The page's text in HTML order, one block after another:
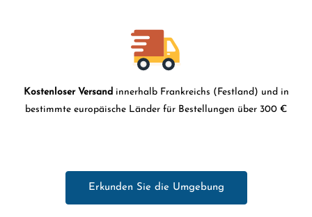
Kostenloser Versand innerhalb Frankreichs (Festland) und in
bestimmte europäische Länder für Bestellungen über 300 €
Erkunden Sie die Umgebung